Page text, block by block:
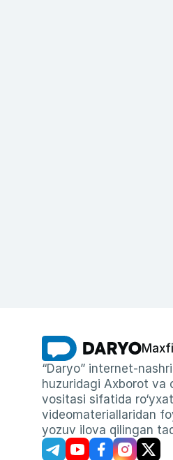
“Daryo” internet-
huzuridagi Axborot va
vositasi sifatida
videomateriallaridan
yozuv ilova qilingan